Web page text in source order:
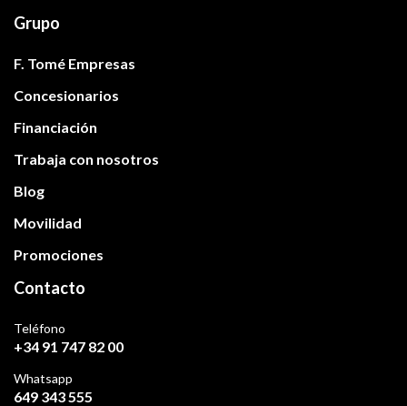
Grupo
F. Tomé Empresas
Concesionarios
Financiación
Trabaja con nosotros
Blog
Movilidad
Promociones
Contacto
Teléfono
+34 91 747 82 00
Whatsapp
649 343 555